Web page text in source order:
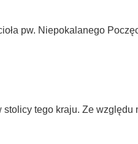
pw. Niepokalanego
tego kraju. Ze względu